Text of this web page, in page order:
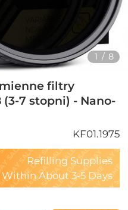
1 / 8
filtry
7 stopni) - Nano-
KF01.1975
Refilling Supplies
Within About 3-5 Days